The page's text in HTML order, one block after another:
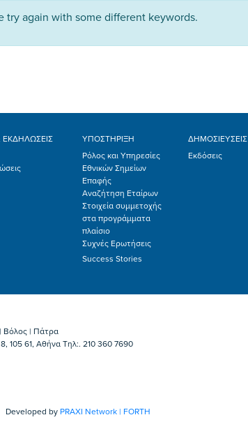
try again with some different keywords.
ΕΚΔΗΛΩΣΕΙΣ
ΥΠΟΣΤΗΡΙΞΗ
Ρόλος και Υπηρεσίες
Εθνικών Σημείων
Επαφής
Αναζήτηση Εταίρων
Στοιχεία συμμετοχής
στα προγράμματα
πλαίσιο
Συχνές Ερωτήσεις
Success Stories
ΔΗΜΟΣΙΕΥΣΕΙΣ
Εκδόσεις
Βόλος | Πάτρα
105 61, Αθήνα Τηλ:. 210 360 7690
Developed by PRAXI Network | FORTH